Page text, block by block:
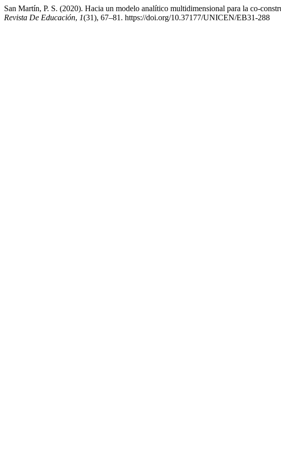
San Martín, P. S. (2020). Hacia un modelo analítico multidimensional para la co-
Revista De Educación, 1(31), 67–81. https://doi.org/10.37177/UNICEN/EB31-288